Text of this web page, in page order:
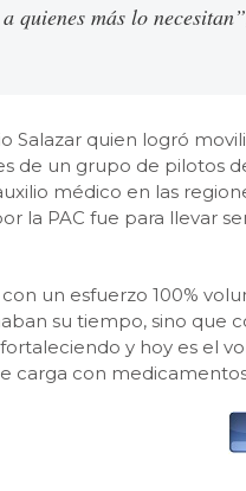
quienes más lo necesitan
Salazar quien logró
de un grupo de pilotos
médico en las
la PAC fue para llevar
un esfuerzo 100%
su tiempo, sino
y hoy es el
carga con